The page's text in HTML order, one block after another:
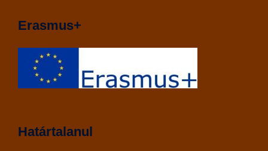
Erasmus+
Határtalanul